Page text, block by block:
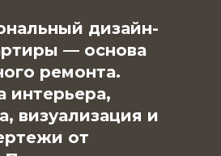
дизайн-
— основа
ремонта.
интерьера,
визуализация и
от